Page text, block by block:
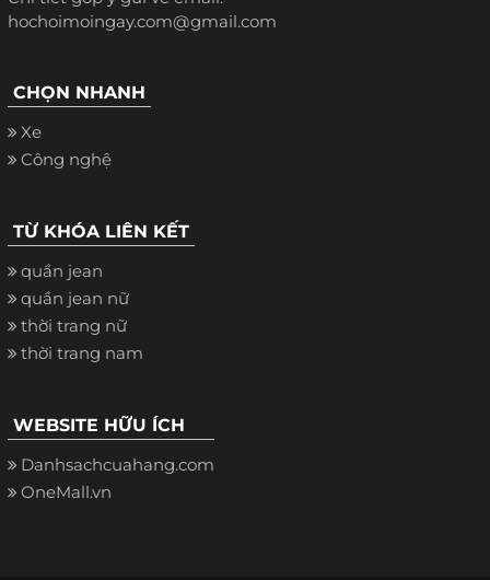
hochoimoingay.com@gmail.com
CHỌN NHANH
Xe
Công nghệ
TỪ KHÓA LIÊN KẾT
quần jean
quần jean nữ
thời trang nữ
thời trang nam
WEBSITE HỮU ÍCH
Danhsachcuahang.com
OneMall.vn